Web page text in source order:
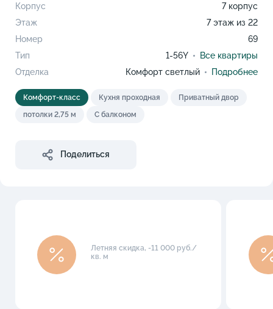
Корпус
7 корпус
Этаж
7 этаж из 22
Номер
69
Тип
1-56Y
Все квартиры
Отделка
Комфорт светлый Подробнее
Комфорт-класс Кухня проходная
Приватный двор
потолки 2,75 м
С балконом
Поделиться
Летняя скидка, -11 000 руб./
кв. м